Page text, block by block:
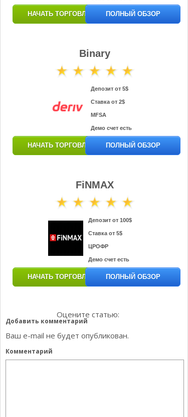
НАЧАТЬ ТОРГОВЛЮ ПОЛНЫЙ ОБЗОР
Binary
Депозит от 5$
Ставка от 2$
MFSA
Демо счет есть
НАЧАТЬ ТОРГОВЛЮ ПОЛНЫЙ ОБЗОР
FiNMAX
Депозит от 100$
Ставка от 5$
ЦРОФР
Демо счет есть
НАЧАТЬ ТОРГОВЛЮ ПОЛНЫЙ ОБЗОР
Оцените статью:
Добавить комментарий
Ваш e-mail не будет опубликован.
Комментарий